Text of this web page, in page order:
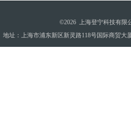
©2026 上海登宁科技有限
地址：上海市浦东新区新灵路118号国际商贸大